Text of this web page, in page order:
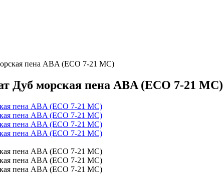
пена ABA (ECO 7-21 MC)
Дуб морская пена ABA (ECO 7-21 MC)